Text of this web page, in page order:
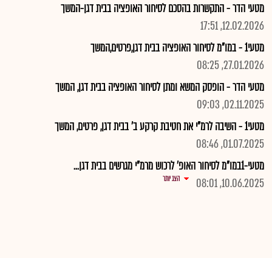
מטעי הדר - התקשרות בהסכם לסיחור האופציה בבית דגן-המשך
12.02.2026, 17:51
מטעי1 - במו"מ לסיחור האופציה בבית דגן,פרטים,המשך
27.01.2026, 08:25
מטעי הדר - הופסק המשא ומתן לסיחור האופציה בבית דגן, המשך
02.11.2025, 09:03
מטעי1 - השיבה לרמ"י את חטיבת קרקע ב' בבית דגן, פרטים, המשך
01.07.2025, 08:46
מטעי-1במו"מ לסיחור האופ' לרכוש מרמ"י מגרשים בבית דגן...
10.06.2025, 08:01
הצג יותר